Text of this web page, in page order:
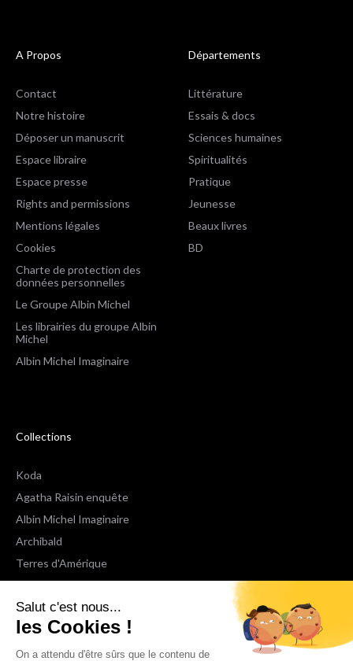
Salut c'est nous...
les Cookies !
On a attendu d'être sûrs que le contenu de
A Propos
Contact
Notre histoire
Déposer un manuscrit
Espace libraire
Espace presse
Rights and permissions
Mentions légales
Cookies
Charte de protection des
données personnelles
Le Groupe Albin Michel
Les librairies du groupe Albin
Michel
Albin Michel Imaginaire
Départements
Littérature
Essais & docs
Sciences humaines
Spiritualités
Pratique
Jeunesse
Beaux livres
BD
Collections
Koda
Agatha Raisin enquête
Albin Michel Imaginaire
Archibald
Terres d'Amérique
Espaces Libres Poche
NOX
Wiz
Voir toutes les collections